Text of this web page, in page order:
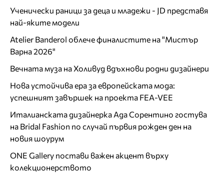
Ученически раници за деца и младежи - JD представя
най-яките модели
Atelier Banderol облече финалистите на "Мистър
Варна 2026"
Вечната муза на Холивуд вдъхнови родни дизайнери
Нова устойчива ера за европейската мода:
успешният завършек на проекта FEA-VEE
Италианската дизайнерка Ада Сорентино гостува
на Bridal Fashion по случай първия рожден ден на
новия шоурум
ONE Gallery постави важен акцент върху
колекционерството